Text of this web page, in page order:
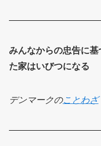
みんなからの忠告に
た家はいびつになる
デンマークのことわざ